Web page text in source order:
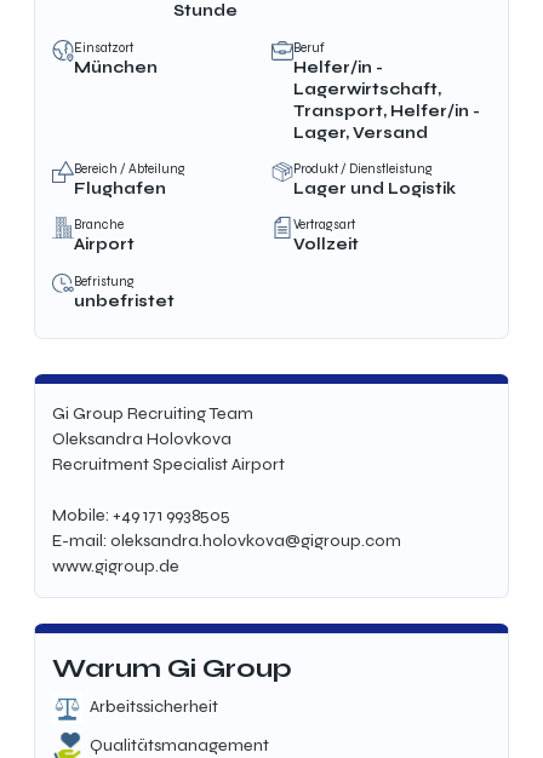
Stunde
Einsatzort
München
Beruf
Helfer/in -
Lagerwirtschaft,
Transport, Helfer/in -
Lager, Versand
Bereich / Abteilung
Flughafen
Produkt / Dienstleistung
Lager und Logistik
Branche
Airport
Vertragsart
Vollzeit
Befristung
unbefristet
Gi Group Recruiting Team
Oleksandra Holovkova
Recruitment Specialist Airport
Mobile: +49 171 9938505
E-mail: oleksandra.holovkova@gigroup.com
www.gigroup.de
Warum Gi Group
Arbeitssicherheit
Qualitätsmanagement